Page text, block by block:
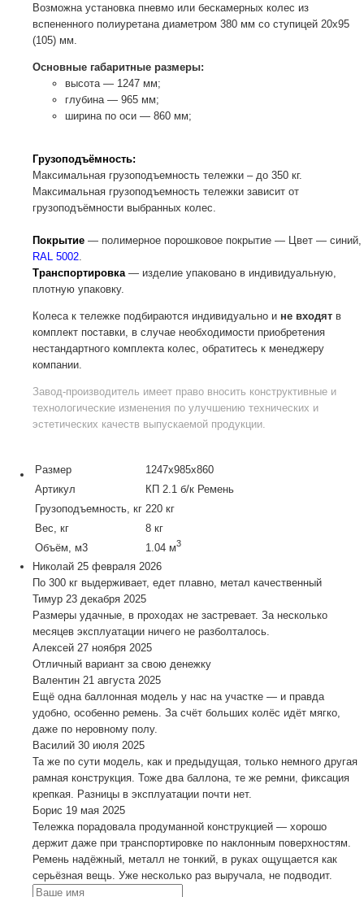
Возможна установка пневмо или бескамерных колес из
вспененного полиуретана диаметром 380 мм со ступицей 20х95
(105) мм.
Основные габаритные размеры:
высота — 1247 мм;
глубина — 965 мм;
ширина по оси — 860 мм;
Грузоподъёмность:
Максимальная грузоподъемность тележки – до 350 кг.
Максимальная грузоподъемность тележки зависит от
грузоподъёмности выбранных колес.
Покрытие — полимерное порошковое покрытие — Цвет — синий,
RAL 5002
Транспортировка — изделие упаковано в индивидуальную,
плотную упаковку.
Колеса к тележке подбираются индивидуально и не входят в
комплект поставки, в случае необходимости приобретения
нестандартного комплекта колес, обратитесь к менеджеру
компании.
Завод-производитель имеет право вносить конструктивные и
технологические изменения по улучшению технических и
эстетических качеств выпускаемой продукции.
Размер
1247x985x860
Артикул
КП 2.1 б/к Ремень
Грузоподъемность, кг 220 кг
Вес, кг
8 кг
Объём, м3
1.04 м3
Николай 25 февраля 2026
По 300 кг выдерживает, едет плавно, метал качественный
Тимур 23 декабря 2025
Размеры удачные, в проходах не застревает. За несколько
месяцев эксплуатации ничего не разболталось.
Алексей 27 ноября 2025
Отличный вариант за свою денежку
Валентин 21 августа 2025
Ещё одна баллонная модель у нас на участке — и правда
удобно, особенно ремень. За счёт больших колёс идёт мягко,
даже по неровному полу.
Василий 30 июля 2025
Та же по сути модель, как и предыдущая, только немного другая
рамная конструкция. Тоже два баллона, те же ремни, фиксация
крепкая. Разницы в эксплуатации почти нет.
Борис 19 мая 2025
Тележка порадовала продуманной конструкцией — хорошо
держит даже при транспортировке по наклонным поверхностям.
Ремень надёжный, металл не тонкий, в руках ощущается как
серьёзная вещь. Уже несколько раз выручала, не подводит.